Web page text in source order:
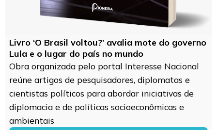
Livro ‘O Brasil voltou?’ avalia mote do governo
Lula e o lugar do país no mundo
Obra organizada pelo portal Interesse Nacional
reúne artigos de pesquisadores, diplomatas e
cientistas políticos para abordar iniciativas de
diplomacia e de políticas socioeconômicas e
ambientais